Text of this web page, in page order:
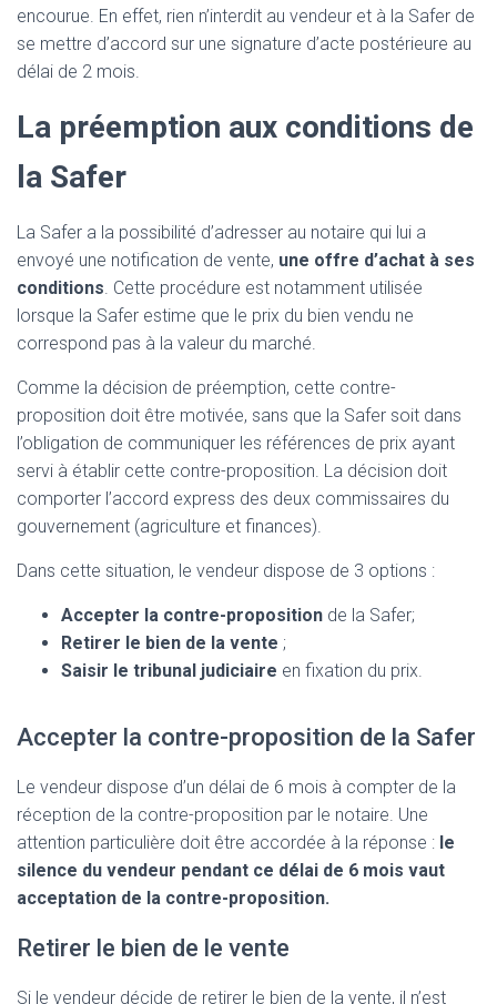
encourue. En effet, rien n’interdit au vendeur et à la Safer de
se mettre d’accord sur une signature d’acte postérieure au
délai de 2 mois.
La préemption aux conditions de
la Safer
La Safer a la possibilité d’adresser au notaire qui lui a
envoyé une notification de vente, une offre d’achat à ses
conditions. Cette procédure est notamment utilisée
lorsque la Safer estime que le prix du bien vendu ne
correspond pas à la valeur du marché.
Comme la décision de préemption, cette contre-
proposition doit être motivée, sans que la Safer soit dans
l’obligation de communiquer les références de prix ayant
servi à établir cette contre-proposition. La décision doit
comporter l’accord express des deux commissaires du
gouvernement (agriculture et finances).
Dans cette situation, le vendeur dispose de 3 options :
Accepter la contre-proposition de la Safer;
Retirer le bien de la vente ;
Saisir le tribunal judiciaire en fixation du prix.
Accepter la contre-proposition de la Safer
Le vendeur dispose d’un délai de 6 mois à compter de la
réception de la contre-proposition par le notaire. Une
attention particulière doit être accordée à la réponse : le
silence du vendeur pendant ce délai de 6 mois vaut
acceptation de la contre-proposition.
Retirer le bien de le vente
Si le vendeur décide de retirer le bien de la vente, il n’est